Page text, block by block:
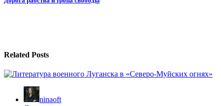
Related Posts
ninaoft